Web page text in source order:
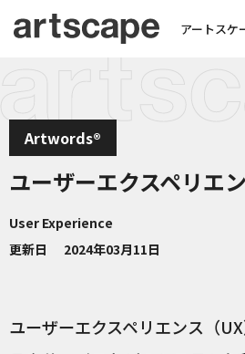
アートスケ
Artwords®
ユーザーエクスペリエ
User Experience
更新日
2024年03月11日
ユーザーエクスペリエンス（